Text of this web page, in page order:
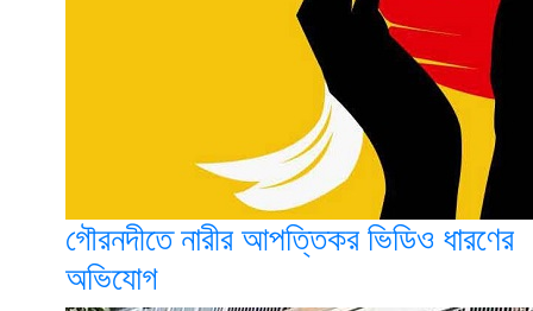
গৌরনদীতে নারীর আপত্তিকর ভিডিও ধারণের
অভিযোগ